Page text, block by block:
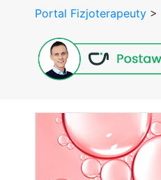
Portal Fizjoterapeuty >